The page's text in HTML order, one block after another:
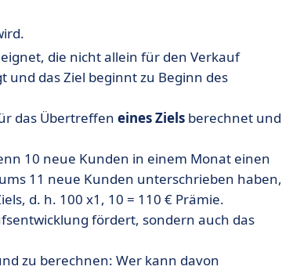
die nicht allein für den Verkauf
das Ziel beginnt zu Beginn des
das Übertreffen eines Ziels berechnet und
10 neue Kunden in einem Monat einen
11 neue Kunden unterschrieben haben,
d. h. 100 x1, 10 = 110 € Prämie.
fördert, sondern auch das
zu berechnen: Wer kann davon